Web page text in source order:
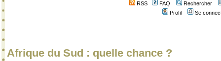
RSS FAQ
Rechercher
Profil
Se
Afrique du Sud : quelle chance ?